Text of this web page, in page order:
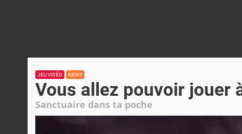
JEU VIDÉO NEWS
Vous allez pouvoir jouer
Sanctuaire dans ta poche